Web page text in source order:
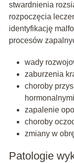
stwardnienia
rozpoczęcia
identyfikację
procesów
wady
zaburzenia
choroby
zapalenie
choroby
zmiany w
Patologie